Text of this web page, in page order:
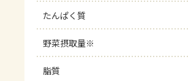
たんぱく質
野菜摂取量※
脂質